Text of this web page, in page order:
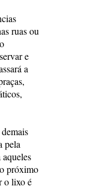
ruas ou
e
a
pela
próximo
o lixo é